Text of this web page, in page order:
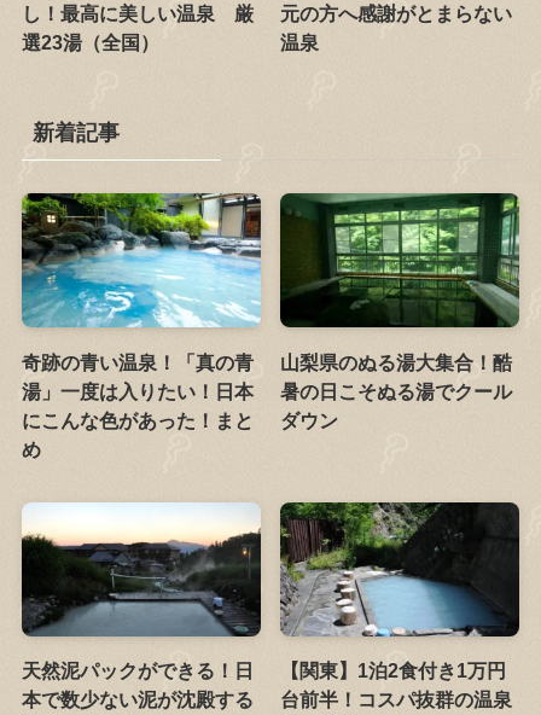
し！最高に美しい温泉 厳
選23湯（全国）
元の方へ感謝がとまらない
温泉
新着記事
奇跡の青い温泉！「真の青
湯」一度は入りたい！日本
にこんな色があった！まと
め
山梨県のぬる湯大集合！酷
暑の日こそぬる湯でクール
ダウン
天然泥パックができる！日
本で数少ない泥が沈殿する
【関東】1泊2食付き1万円
台前半！コスパ抜群の温泉